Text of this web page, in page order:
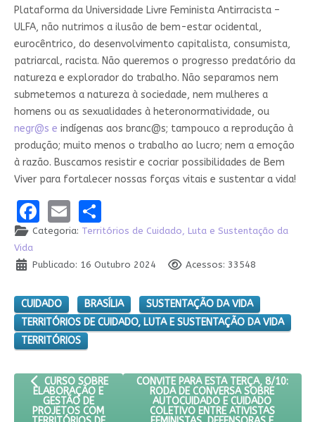
Plataforma da Universidade Livre Feminista Antirracista –
ULFA, não nutrimos a ilusão de bem-estar ocidental,
eurocêntrico, do desenvolvimento capitalista, consumista,
patriarcal, racista. Não queremos o progresso predatório da
natureza e explorador do trabalho. Não separamos nem
submetemos a natureza à sociedade, nem mulheres a
homens ou as sexualidades à heteronormatividade, ou
negr@s e indígenas aos branc@s; tampouco a reprodução à
produção; muito menos o trabalho ao lucro; nem a emoção
à razão. Buscamos resistir e cocriar possibilidades de Bem
Viver para fortalecer nossas forças vitais e sustentar a vida!
Facebook
EmailShare
Categoria: Territórios de Cuidado, Luta e Sustentação da
Vida
Publicado: 16 Outubro 2024
Acessos: 33548
CUIDADO BRASÍLIA
SUSTENTAÇÃO DA VIDA
TERRITÓRIOS DE CUIDADO, LUTA E SUSTENTAÇÃO DA VIDA
TERRITÓRIOS
ARTIGO ANTERIOR: CURSO SOBRE ELABORAÇÃO E GESTÃO
CURSO SOBRE
ELABORAÇÃO E
GESTÃO DE
PROJETOS COM
PRÓXIMO ARTIGO: CONVITE PARA
CONVITE PARA ESTA TERÇA, 8/10:
RODA DE CONVERSA SOBRE
AUTOCUIDADO E CUIDADO
COLETIVO ENTRE ATIVISTAS